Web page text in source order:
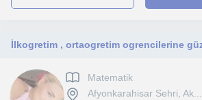
Matematik
Afyonkarahisar Sehri, Ak...